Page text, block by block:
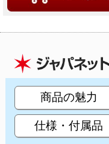
商品の魅力
仕様・付属品